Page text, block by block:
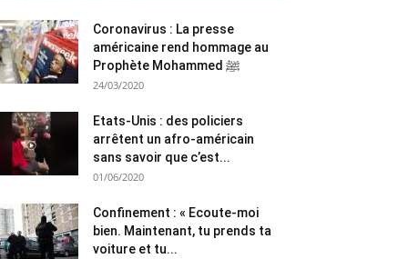
Coronavirus : La presse
américaine rend hommage au
Prophète Mohammed ﷺ
24/03/2020
Etats-Unis : des policiers
arrêtent un afro-américain
sans savoir que c’est...
01/06/2020
Confinement : « Ecoute-moi
bien. Maintenant, tu prends ta
voiture et tu...